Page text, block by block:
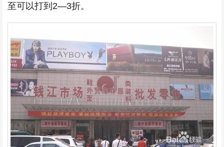
至可以打到2—3折。